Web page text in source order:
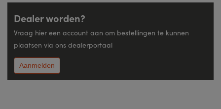
Dealer worden?
Vraag hier een account aan om bestellingen te kunnen
plaatsen via ons dealerportaal
Aanmelden